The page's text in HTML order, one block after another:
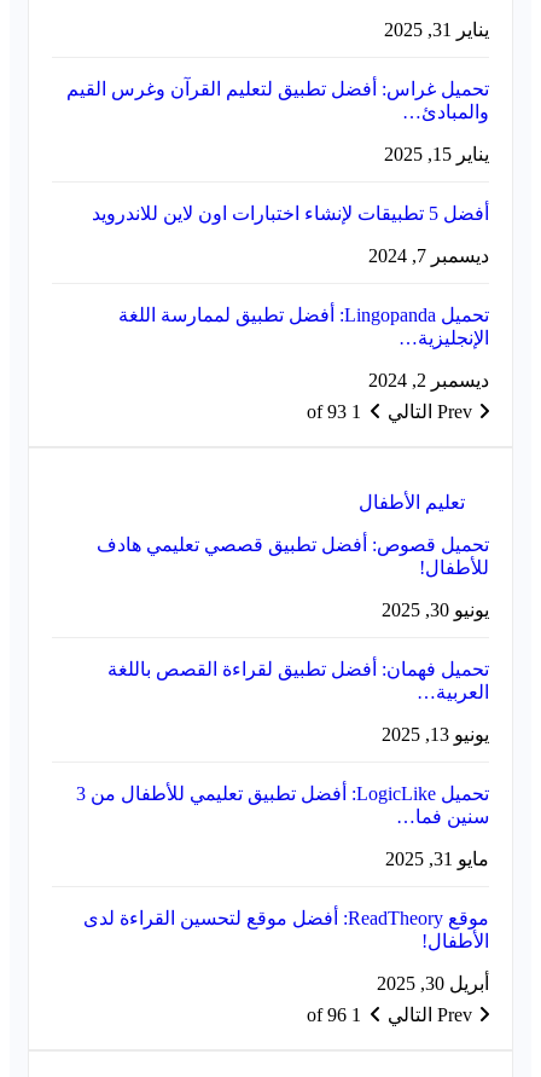
يناير 31, 2025
تحميل غراس: أفضل تطبيق لتعليم القرآن وغرس القيم
والمبادئ…
يناير 15, 2025
أفضل 5 تطبيقات لإنشاء اختبارات اون لاين للاندرويد
ديسمبر 7, 2024
تحميل Lingopanda: أفضل تطبيق لممارسة اللغة
الإنجليزية…
ديسمبر 2, 2024
Prev
التالي 1 of 93
تعليم الأطفال
تحميل قصوص: أفضل تطبيق قصصي تعليمي هادف
للأطفال!
يونيو 30, 2025
تحميل فهمان: أفضل تطبيق لقراءة القصص باللغة
العربية…
يونيو 13, 2025
تحميل LogicLike: أفضل تطبيق تعليمي للأطفال من 3
سنين فما…
مايو 31, 2025
موقع ReadTheory: أفضل موقع لتحسين القراءة لدى
الأطفال!
أبريل 30, 2025
Prev
التالي 1 of 96